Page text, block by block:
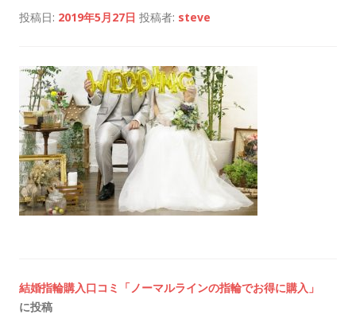
投稿日: 2019年5月27日 投稿者: steve
投
結婚指輪購入口コミ「ノーマルラインの指輪でお得に購入」
に投稿